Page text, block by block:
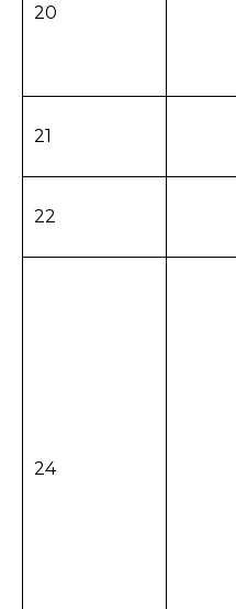
20
21
22
24